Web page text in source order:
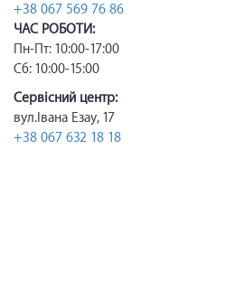
+38 067 569 76 86
ЧАС РОБОТИ:
Пн-Пт: 10:00-17:00
Сб: 10:00-15:00
Сервісний центр:
вул.Івана Езау, 17
+38 067 632 18 18